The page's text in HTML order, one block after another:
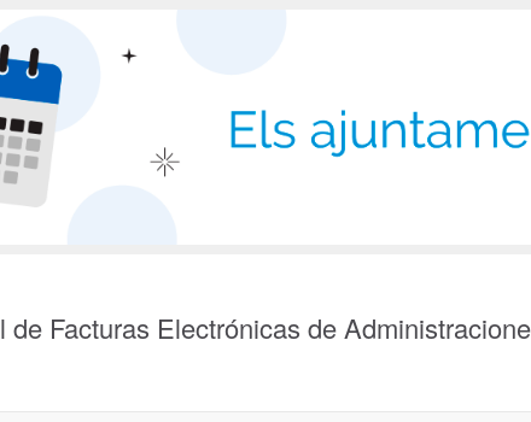
de Facturas Electrónicas de